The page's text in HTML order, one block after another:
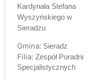
Kardynała Stefana
Wyszyńskiego w
Sieradzu
Gmina: Sieradz
Filia: Zespół Poradni
Specjalistycznych